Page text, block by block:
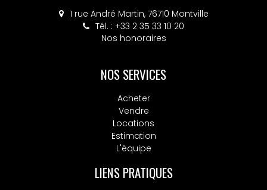
1 rue André Martin, 76710 Montville
Tél. : +33 2 35 33 10 20
Nos honoraires
NOS SERVICES
Acheter
Vendre
Locations
Estimation
L'équipe
LIENS PRATIQUES